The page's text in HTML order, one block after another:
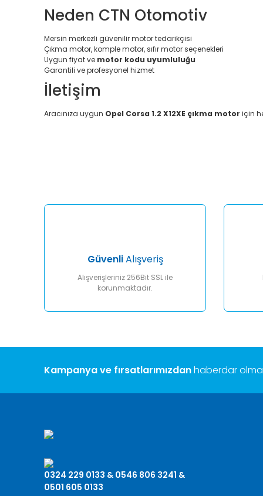
Neden CTN Otomotiv
Mersin merkezli güvenilir motor tedarikçisi
Çıkma motor, komple motor, sıfır motor seçenekleri
Uygun fiyat ve motor kodu uyumluluğu
Garantili ve profesyonel hizmet
İletişim
Aracınıza uygun Opel Corsa 1.2 X12XE çıkma motor için
Ürün bilgilerinde hatalar bulunuyor.
GüvenliAlışveriş
Alışverişleriniz 256Bit SSL ile
korunmaktadır.
Kampanya ve fırsatlarımızdanhaberdar
0324 229 0133 & 0546 806 3241 &
0501 605 0133